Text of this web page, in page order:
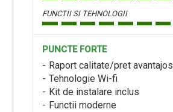
FUNCTII SI TEHNOLOGII
PUNCTE FORTE
Raport calitate/pret avantajos
Tehnologie Wi-fi
Kit de instalare inclus
Functii moderne